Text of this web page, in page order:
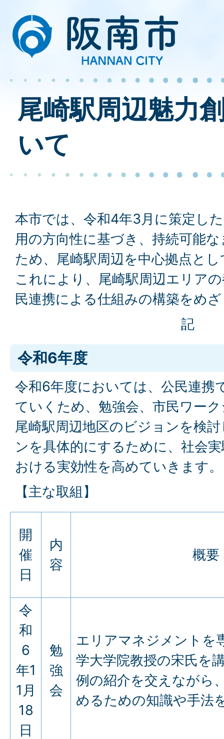
尾崎駅周辺魅力
いて
本市では、令和4年3月に策定し
用の方向性に基づき、持続可能
ため、尾崎駅周辺を中心拠点と
これにより、尾崎駅周辺エリア
民連携による仕組みの構築をめ
記
令和6年度
令和6年度においては、公民連携
ていくため、勉強会、市民ワー
尾崎駅周辺地区のビジョンを検
ンを具体的にするために、社会
おける実効性を高めていきます。
【主な取組】
開
催
日
内
容
概要
令
和
6
年1
1月
18
日
勉
強
会
エリアマネジメントを
学大学院教授の宋氏を
例の紹介を交えながら
めるための知識や手法